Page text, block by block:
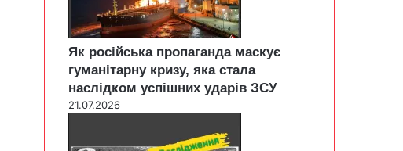
Як російська пропаганда маскує
гуманітарну кризу, яка стала
наслідком успішних ударів ЗСУ
21.07.2026